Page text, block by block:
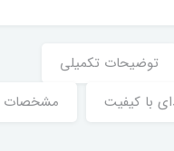
توضیحات تکمیلی
با کیفیت
مشخصات